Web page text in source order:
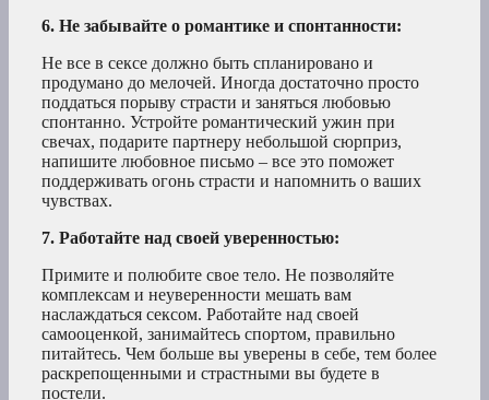
6. Не забывайте о романтике и спонтанности:
Не все в сексе должно быть спланировано и
продумано до мелочей. Иногда достаточно просто
поддаться порыву страсти и заняться любовью
спонтанно. Устройте романтический ужин при
свечах, подарите партнеру небольшой сюрприз,
напишите любовное письмо – все это поможет
поддерживать огонь страсти и напомнить о ваших
чувствах.
7. Работайте над своей уверенностью:
Примите и полюбите свое тело. Не позволяйте
комплексам и неуверенности мешать вам
наслаждаться сексом. Работайте над своей
самооценкой, занимайтесь спортом, правильно
питайтесь. Чем больше вы уверены в себе, тем более
раскрепощенными и страстными вы будете в
постели.